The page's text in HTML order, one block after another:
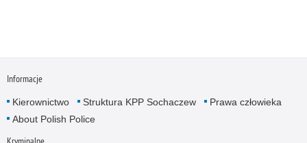
Informacje
Kierownictwo Struktura KPP Sochaczew
Prawa człowieka
About Polish Police